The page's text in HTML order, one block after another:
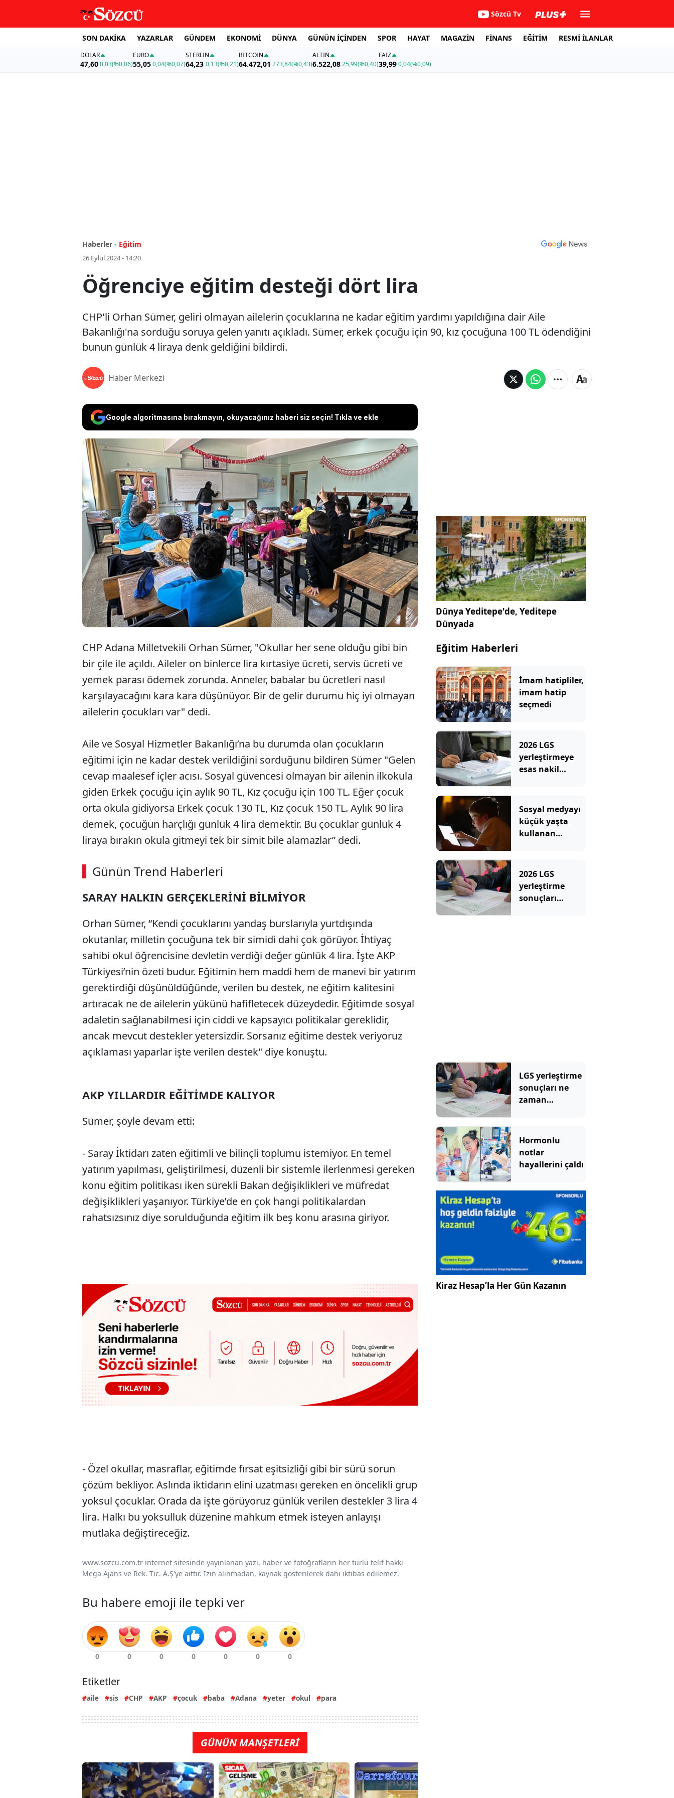
Sözcü Tv
SON DAKİKA YAZARLAR GÜNDEM EKONOMİ DÜNYA GÜNÜN İÇİNDEN SPOR HAYAT MAGAZİN FİNANS EĞİTİM RESMİ İLANLAR
DOLAR
47,600,03(%0,06)
EURO
55,05 0,04(%0,07)
STERLIN
64,23 0,13(%0,21)
BITCOIN
64.472,01 273,84(%0,43)
ALTIN
6.522,0825,99(%0,40)
FAİZ
39,990,04(%0,09)
Haberler - Eğitim
26 Eylül 2024 - 14:20
Öğrenciye eğitim desteği dört lira
CHP'li Orhan Sümer, geliri olmayan ailelerin çocuklarına ne kadar eğitim yardımı yapıldığına dair Aile
Bakanlığı'na sorduğu soruya gelen yanıtı açıkladı. Sümer, erkek çocuğu için 90, kız çocuğuna 100 TL ödendiğini
bunun günlük 4 liraya denk geldiğini bildirdi.
Haber Merkezi
Google algoritmasına bırakmayın, okuyacağınız haberi siz seçin! Tıkla ve ekle
CHP'li Orhan Sümer, geliri olmayan ailelerin çocuklarına ne kadar
eğitim yardımı yapıldığına dair Aile Bakanlığı'na sorduğu soruya
gelen yanıtı açıkladı. Sümer, erkek çocuğu için 90, kız çocuğuna
100 TL ödendiğini bunun günlük 4 liraya denk geldiğini bildirdi.
CHP Adana Milletvekili Orhan Sümer, "Okullar her sene olduğu gibi bin
bir çile ile açıldı. Aileler on binlerce lira kırtasiye ücreti, servis ücreti ve
yemek parası ödemek zorunda. Anneler, babalar bu ücretleri nasıl
karşılayacağını kara kara düşünüyor. Bir de gelir durumu hiç iyi olmayan
ailelerin çocukları var" dedi.
Aile ve Sosyal Hizmetler Bakanlığı’na bu durumda olan çocukların
eğitimi için ne kadar destek verildiğini sorduğunu bildiren Sümer "Gelen
cevap maalesef içler acısı. Sosyal güvencesi olmayan bir ailenin ilkokula
giden Erkek çocuğu için aylık 90 TL, Kız çocuğu için 100 TL. Eğer çocuk
orta okula gidiyorsa Erkek çocuk 130 TL, Kız çocuk 150 TL. Aylık 90 lira
demek, çocuğun harçlığı günlük 4 lira demektir. Bu çocuklar günlük 4
liraya bırakın okula gitmeyi tek bir simit bile alamazlar” dedi.
Günün Trend Haberleri
SÖZCÜ SON DAKİKA
SARAY HALKIN GERÇEKLERİNİ BİLMİYOR
Orhan Sümer, “Kendi çocuklarını yandaş burslarıyla yurtdışında
okutanlar, milletin çocuğuna tek bir simidi dahi çok görüyor. İhtiyaç
sahibi okul öğrencisine devletin verdiği değer günlük 4 lira. İşte AKP
Türkiyesi’nin özeti budur. Eğitimin hem maddi hem de manevi bir yatırım
gerektirdiği düşünüldüğünde, verilen bu destek, ne eğitim kalitesini
artıracak ne de ailelerin yükünü hafifletecek düzeydedir. Eğitimde sosyal
adaletin sağlanabilmesi için ciddi ve kapsayıcı politikalar gereklidir,
ancak mevcut destekler yetersizdir. Sorsanız eğitime destek veriyoruz
açıklaması yaparlar işte verilen destek" diye konuştu.
AKP YILLARDIR EĞİTİMDE KALIYOR
Sümer, şöyle devam etti:
- Saray İktidarı zaten eğitimli ve bilinçli toplumu istemiyor. En temel
yatırım yapılması, geliştirilmesi, düzenli bir sistemle ilerlenmesi gereken
konu eğitim politikası iken sürekli Bakan değişiklikleri ve müfredat
değişiklikleri yaşanıyor. Türkiye’de en çok hangi politikalardan
rahatsızsınız diye sorulduğunda eğitim ilk beş konu arasına giriyor.
- Özel okullar, masraflar, eğitimde fırsat eşitsizliği gibi bir sürü sorun
çözüm bekliyor. Aslında iktidarın elini uzatması gereken en öncelikli grup
yoksul çocuklar. Orada da işte görüyoruz günlük verilen destekler 3 lira 4
lira. Halkı bu yoksulluk düzenine mahkum etmek isteyen anlayışı
mutlaka değiştireceğiz.
www.sozcu.com.tr internet sitesinde yayınlanan yazı, haber ve fotoğrafların her türlü telif hakkı
Mega Ajans ve Rek. Tic. A.Ş'ye aittir. İzin alınmadan, kaynak gösterilerek dahi iktibas edilemez.
Bu habere emoji ile tepki ver
Etiketler
aile sis CHP AKP çocuk baba Adana yeter okul para
GÜNÜN MANŞETLERİ
Dünya Yeditepe'de, Yeditepe
Dünyada
Eğitim Haberleri
İmam hatipliler,
imam hatip
seçmedi
2026 LGS
yerleştirmeye
esas nakil
yapılır?
Sosyal medyayı
küçük yaşta
kullanan
başarısız
olabiliyor
2026 LGS
yerleştirme
sonuçları
LGS yerleştirme
sonuçları ne
zaman
Çarşamba günü
mü?
Hormonlu
notlar
hayallerini çaldı
Kiraz Hesap’la Her Gün Kazanın